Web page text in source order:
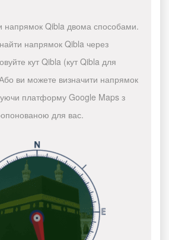
напрямок Qibla двома способами.
напрямок Qibla через
кут Qibla (кут Qibla для
ви можете визначити напрямок
платформу Google Maps з
для вас.